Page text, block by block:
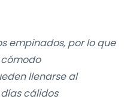
empinados, por lo que
llenarse al
cálidos